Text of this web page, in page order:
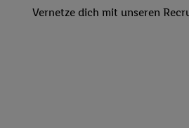
Vernetze dich mit unseren
reduzierter Daten